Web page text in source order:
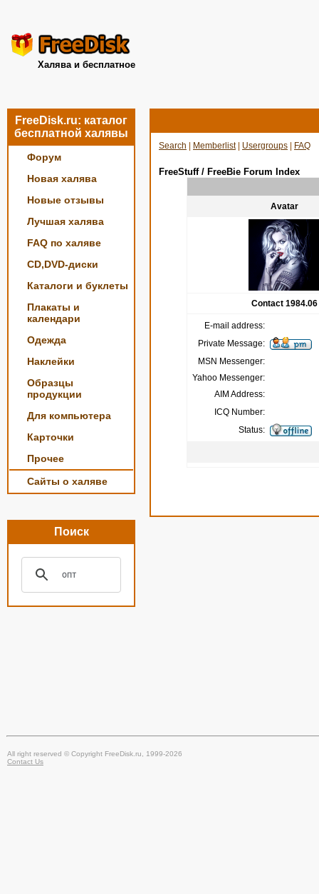
Халява и бесплатное
FreeDisk.ru: каталог
бесплатной халявы
Форум
Новая халява
Новые отзывы
Лучшая халява
FAQ по халяве
CD,DVD-диски
Каталоги и буклеты
Плакаты и
календари
Одежда
Наклейки
Образцы
продукции
Для компьютера
Карточки
Прочее
Сайты о халяве
Поиск
Search Memberlist| Usergroups FAQ
FreeStuff / FreeBie Forum Index
Avatar
Contact 1984.06
E-mail address:
Private Message:
MSN Messenger:
Yahoo Messenger:
AIM Address:
ICQ Number:
Status:
All right reserved © Copyright FreeDisk.ru, 1999-2026
Contact Us